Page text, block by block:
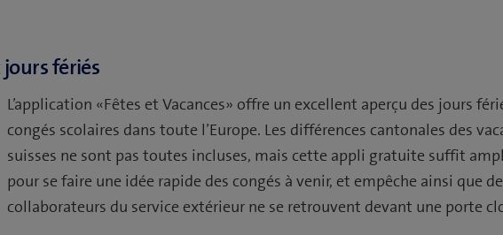
jours fériés
L’application «Fêtes et Vacances» offre un excellent aperçu des jours
congés scolaires dans toute l’Europe. Les différences cantonales des
suisses ne sont pas toutes incluses, mais cette appli gratuite suffit
pour se faire une idée rapide des congés à venir, et empêche ainsi que
collaborateurs du service extérieur ne se retrouvent devant une porte